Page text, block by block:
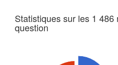
Statistiques sur les 1
question